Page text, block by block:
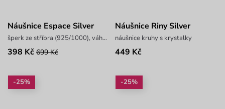
Náušnice Espace Silver
šperk ze stříbra (925/1000), váha 0,8 g
398 Kč 699 Kč
Náušnice Riny Silver
náušnice kruhy s krystalky
449 Kč
-25% -25%